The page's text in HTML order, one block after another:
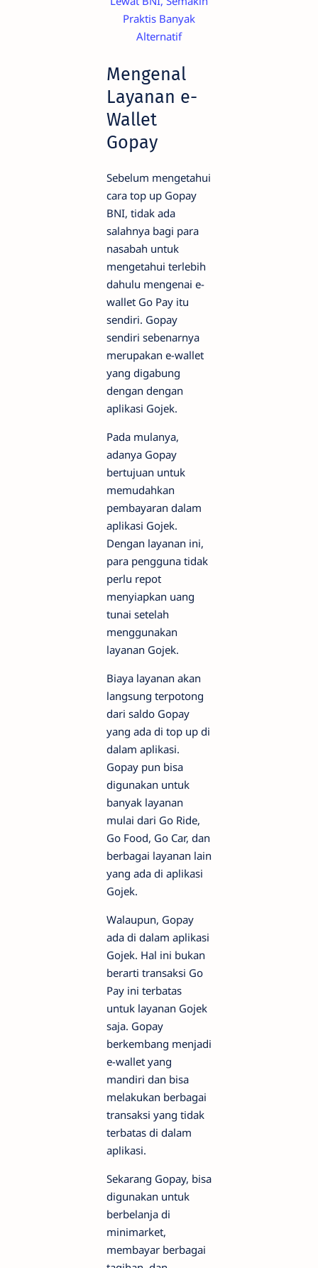
Mengenal
Layanan e-
Wallet
Gopay
Sebelum mengetahui
cara top up Gopay
BNI, tidak ada
salahnya bagi para
nasabah untuk
mengetahui terlebih
dahulu mengenai e-
wallet Go Pay itu
sendiri. Gopay
sendiri sebenarnya
merupakan e-wallet
yang digabung
dengan dengan
aplikasi Gojek.
Pada mulanya,
adanya Gopay
bertujuan untuk
memudahkan
pembayaran dalam
aplikasi Gojek.
Dengan layanan ini,
para pengguna tidak
perlu repot
menyiapkan uang
tunai setelah
menggunakan
layanan Gojek.
Biaya layanan akan
langsung terpotong
dari saldo Gopay
yang ada di top up di
dalam aplikasi.
Gopay pun bisa
digunakan untuk
banyak layanan
mulai dari Go Ride,
Go Food, Go Car, dan
berbagai layanan lain
yang ada di aplikasi
Gojek.
Walaupun, Gopay
ada di dalam aplikasi
Gojek. Hal ini bukan
berarti transaksi Go
Pay ini terbatas
untuk layanan Gojek
saja. Gopay
berkembang menjadi
e-wallet yang
mandiri dan bisa
melakukan berbagai
transaksi yang tidak
terbatas di dalam
aplikasi.
Sekarang Gopay, bisa
digunakan untuk
berbelanja di
minimarket,
membayar berbagai